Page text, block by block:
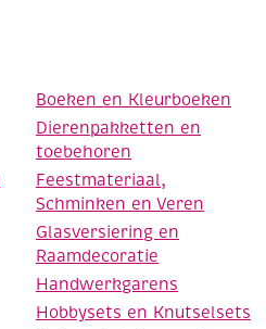
Boeken en Kleurboeken
Dierenpakketten en
toebehoren
Feestmateriaal,
Schminken en Veren
Glasversiering en
Raamdecoratie
Handwerkgarens
Hobbysets en Knutselsets